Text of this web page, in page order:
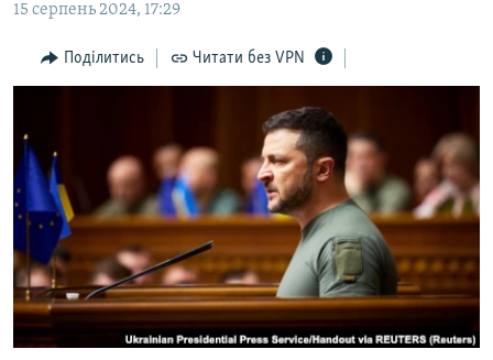
Перейти
пошуку
ПОГЛЯД
ІНТЕРВ'Ю
СПЕЦПРОЕКТИ
ДЕПОРТАЦІЯ
ВІДЕОУРОКИ «ELIFBE»
СВІДЧЕННЯ ОКУПАЦІЇ
УКРАЇНСЬКА ПРОБЛЕМА КРИМУ
ІНФОГРАФІКА
ЯК ОБІЙТИ БЛОКУВАННЯ
Русский
Qırımtatar
ДОЛУЧАЙСЯ!
15 серпень 2024, 17:29
Поділитись Читати без VPN